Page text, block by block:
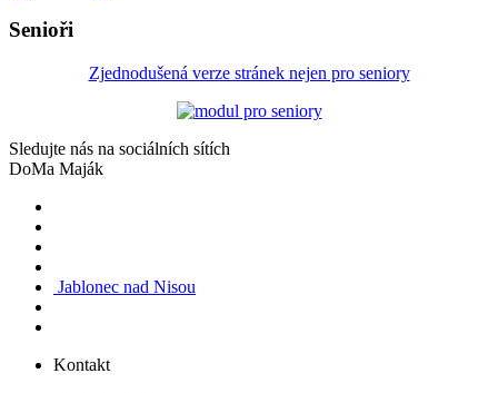
Senioři
Zjednodušená verze stránek nejen pro seniory
Sledujte nás na sociálních sítích
DoMa Maják
Jablonec nad Nisou
Kontakt